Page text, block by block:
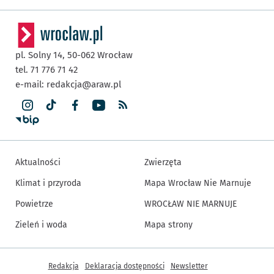
pl. Solny 14, 50-062 Wrocław
tel. 71 776 71 42
e-mail: redakcja@araw.pl
Aktualności
Klimat i przyroda
Powietrze
Zieleń i woda
Zwierzęta
Mapa Wrocław Nie Marnuje
WROCŁAW NIE MARNUJE
Mapa strony
Inne informacje
Redakcja Deklaracja dostępności Newsletter